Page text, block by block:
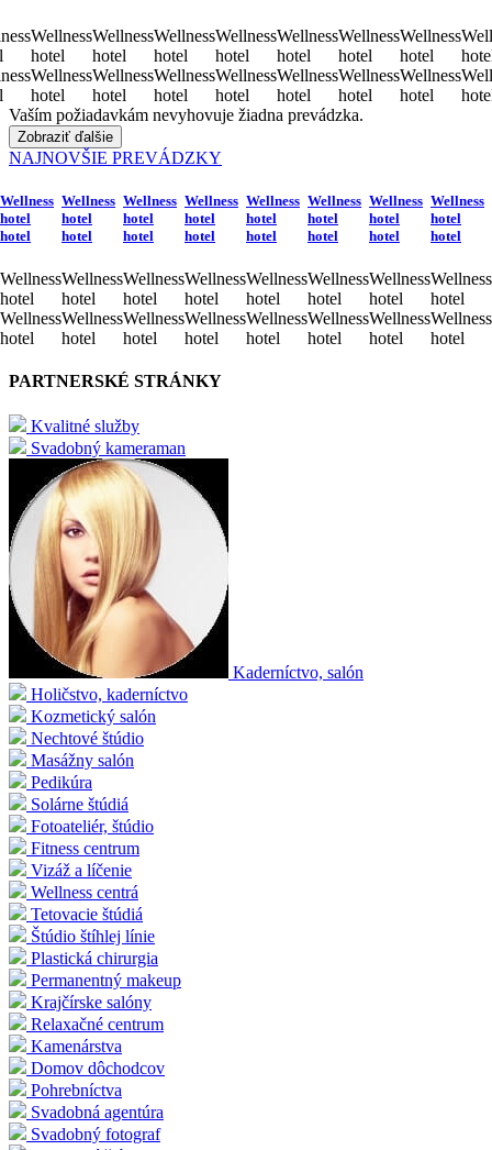
Wellness
hotel
Wellness
hotel
Wellness
hotel
Wellness
hotel
Wellness
hotel
Wellness
hotel
Wellness
hotel
Wellness
hotel
Wellness
hotel
Wellness
hotel
Wellness
hotel
Wellness
hotel
Wellness
hotel
Wellness
hotel
Vaším požiadavkám nevyhovuje žiadna prevádzka.
Zobraziť ďalšie
NAJNOVŠIE PREVÁDZKY
Wellness
hotel
hotel
Wellness
hotel
Wellness
hotel
Wellness
hotel
hotel
Wellness
hotel
Wellness
hotel
Wellness
hotel
hotel
Wellness
hotel
Wellness
hotel
Wellness
hotel
hotel
Wellness
hotel
Wellness
hotel
Wellness
hotel
hotel
Wellness
hotel
Wellness
hotel
Wellness
hotel
hotel
Wellness
hotel
Wellness
hotel
Wellness
hotel
hotel
Wellness
hotel
Wellness
hotel
Wellness
hotel
hotel
Wellness
hotel
Wellness
hotel
PARTNERSKÉ STRÁNKY
Kvalitné služby
Svadobný kameraman
Kaderníctvo, salón
Holičstvo, kaderníctvo
Kozmetický salón
Nechtové štúdio
Masážny salón
Pedikúra
Solárne štúdiá
Fotoateliér, štúdio
Fitness centrum
Vizáž a líčenie
Wellness centrá
Tetovacie štúdiá
Štúdio štíhlej línie
Plastická chirurgia
Permanentný makeup
Krajčírske salóny
Relaxačné centrum
Kamenárstva
Domov dôchodcov
Pohrebníctva
Svadobná agentúra
Svadobný fotograf